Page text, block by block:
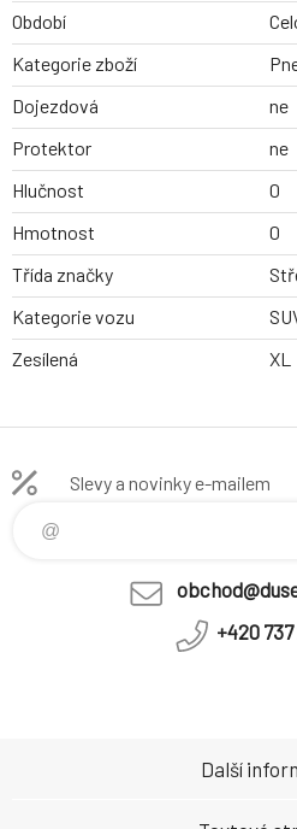
Období
Kategorie zboží
Dojezdová
ne
Protektor
ne
Hlučnost
0
Hmotnost
0
Třída značky
Kategorie vozu
Zesílená
XL
Slevy a novinky e-mailem
+420
Další